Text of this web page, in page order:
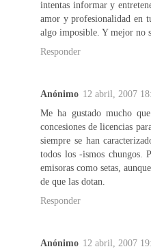
intentas informar y
amor y profesionalidad en
algo imposible. Y mejor no
Responder
Anónimo 12 abril, 2007
Me ha gustado mucho
concesiones de licencias
siempre se han
todos los -ismos chungos.
emisoras como setas,
de que las dotan.
Responder
Anónimo 12 abril, 2007